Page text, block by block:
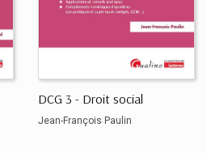
DCG 3 - Droit social
Jean-François Paulin